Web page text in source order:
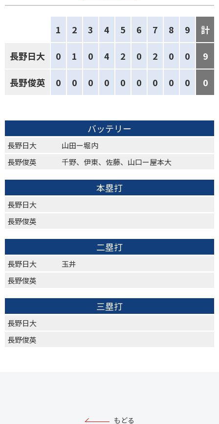
1 2 3 4 5 6 7 8 9 計
長野日大 0 1 0 4 2 0 2 0 0 9
長野俊英 0 0 0 0 0 0 0 0 0 0
バッテリー
長野日大
山田ー堀内
長野俊英
千野、伊東、佐藤、山口ー屋本大
本塁打
長野日大
長野俊英
二塁打
長野日大
玉井
長野俊英
三塁打
長野日大
長野俊英
もどる